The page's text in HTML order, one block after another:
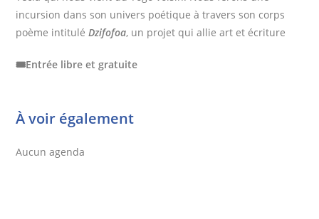
incursion dans son univers poétique à travers son corps
poème intituléDzifofoa, un projet qui allie art et écriture
🎟️Entrée libre et gratuite
À voir également
Aucun agenda